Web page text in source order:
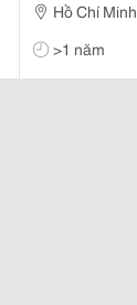
Hồ Chí Minh
>1 năm